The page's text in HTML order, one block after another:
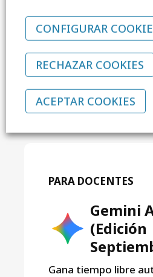
Formación
horas en
protección de
PARA DOCENTES
Gemini
(Edición
Gana tiempo libre
CONFIGURAR
RECHAZAR COOKIES
ACEPTAR COOKIES